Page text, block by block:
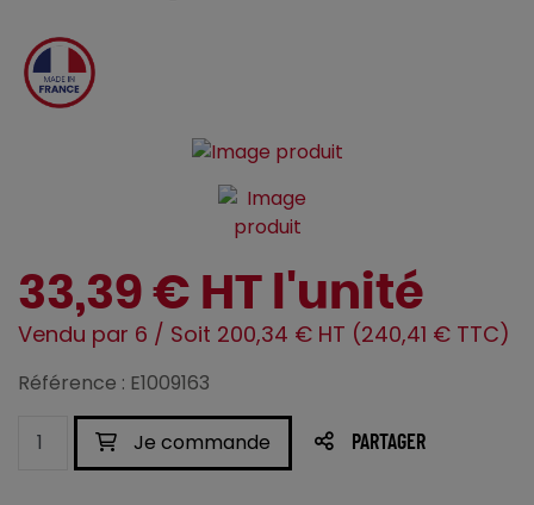
33,39 € HT l'unité
Vendu par 6 / Soit 200,34 € HT (240,41 € TTC)
Référence : E1009163
Je commande PARTAGER